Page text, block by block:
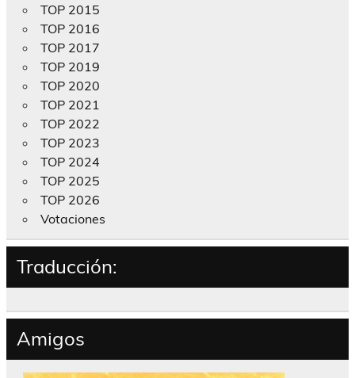
TOP 2015
TOP 2016
TOP 2017
TOP 2019
TOP 2020
TOP 2021
TOP 2022
TOP 2023
TOP 2024
TOP 2025
TOP 2026
Votaciones
Traducción:
Amigos